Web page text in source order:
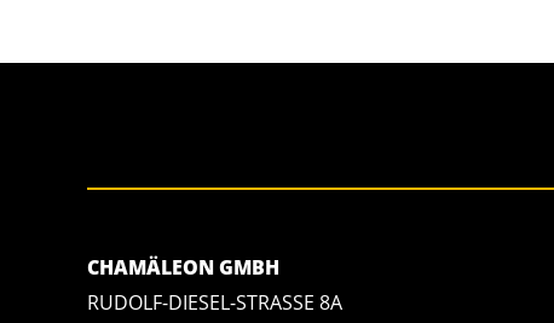
CHAMÄLEON GMBH
RUDOLF-DIESEL-STRASSE 8A